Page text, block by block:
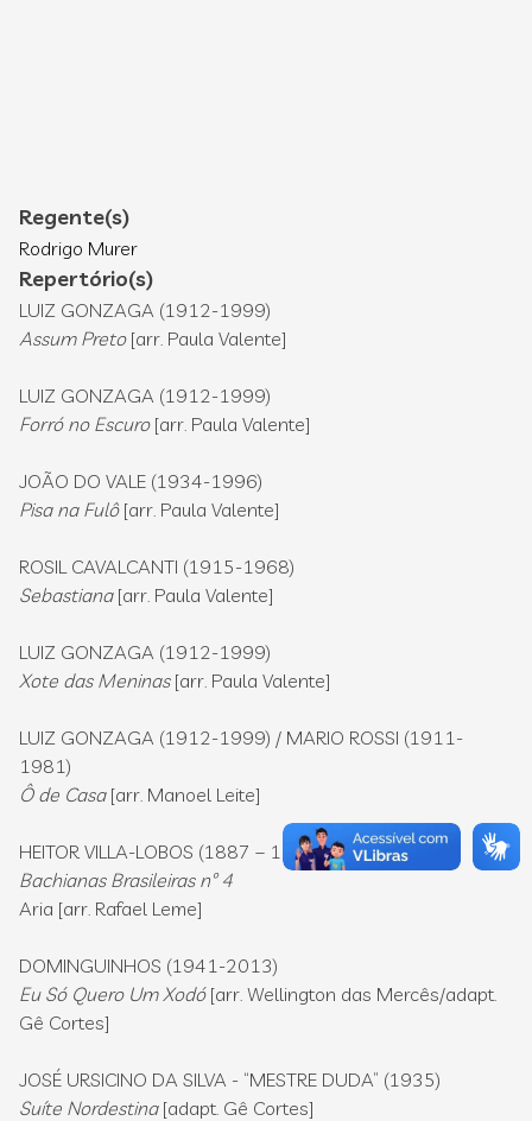
Regente(s)
Rodrigo Murer
Repertório(s)
LUIZ GONZAGA (1912-1999)
Assum Preto[arr. Paula Valente]
LUIZ GONZAGA (1912-1999)
Forró no Escuro[arr. Paula Valente]
JOÃO DO VALE (1934-1996)
Pisa na Fulô[arr. Paula Valente]
ROSIL CAVALCANTI (1915-1968)
Sebastiana[arr. Paula Valente]
LUIZ GONZAGA (1912-1999)
Xote das Meninas[arr. Paula Valente]
LUIZ GONZAGA (1912-1999) / MARIO ROSSI (1911-
1981)
Ô de Casa[arr. Manoel Leite]
HEITOR VILLA-LOBOS (1887 – 1959)
Bachianas Brasileiras nº 4
Aria [arr. Rafael Leme]
DOMINGUINHOS (1941-2013)
Eu Só Quero Um Xodó[arr. Wellington das Mercês/adapt.
Gê Cortes]
JOSÉ URSICINO DA SILVA - “MESTRE DUDA” (1935)
Suíte Nordestina[adapt. Gê Cortes]